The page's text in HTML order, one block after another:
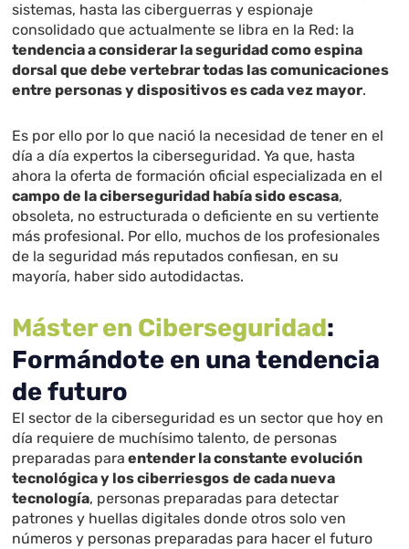
sistemas, hasta las ciberguerras y espionaje
consolidado que actualmente se libra en la Red: la
tendencia a considerar la seguridad como espina
dorsal que debe vertebrar todas las comunicaciones
entre personas y dispositivos es cada vez mayor.
Es por ello por lo que nació la necesidad de tener en el
día a día expertos la ciberseguridad. Ya que, hasta
ahora la oferta de formación oficial especializada en el
campo de la ciberseguridad había sido escasa,
obsoleta, no estructurada o deficiente en su vertiente
más profesional. Por ello, muchos de los profesionales
de la seguridad más reputados confiesan, en su
mayoría, haber sido autodidactas.
Máster en Ciberseguridad:
Formándote en una tendencia
de futuro
El sector de la ciberseguridad es un sector que hoy en
día requiere de muchísimo talento, de personas
preparadas para entender la constante evolución
tecnológica y los ciberriesgos de cada nueva
tecnología, personas preparadas para detectar
patrones y huellas digitales donde otros solo ven
números y personas preparadas para hacer el futuro